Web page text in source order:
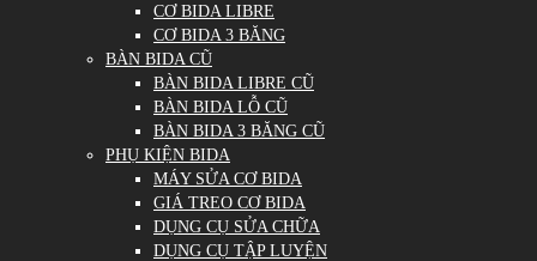
CƠ BIDA LIBRE
CƠ BIDA 3 BĂNG
BÀN BIDA CŨ
BÀN BIDA LIBRE CŨ
BÀN BIDA LỖ CŨ
BÀN BIDA 3 BĂNG CŨ
PHỤ KIỆN BIDA
MÁY SỬA CƠ BIDA
GIÁ TREO CƠ BIDA
DỤNG CỤ SỬA CHỮA
DỤNG CỤ TẬP LUYỆN